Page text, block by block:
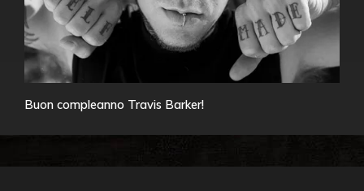
Buon compleanno Travis Barker!